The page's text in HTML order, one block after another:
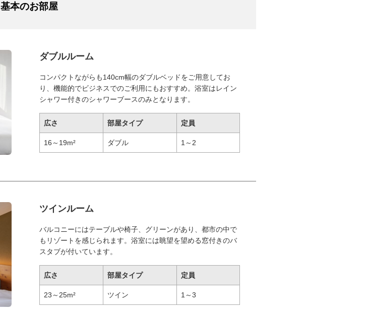
基本のお部屋
ダブルルーム
コンパクトながらも140cm幅のダブルベッドをご用意してお
り、機能的でビジネスでのご利用にもおすすめ。浴室はレイン
シャワー付きのシャワーブースのみとなります。
広さ 部屋タイプ 定員
16～19m² ダブル 1～2
ツインルーム
バルコニーにはテーブルや椅子、グリーンがあり、都市の中で
もリゾートを感じられます。浴室には眺望を望める窓付きのバ
スタブが付いています。
広さ 部屋タイプ 定員
23～25m² ツイン 1～3